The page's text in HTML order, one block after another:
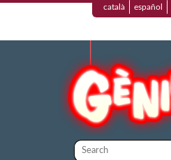
català español